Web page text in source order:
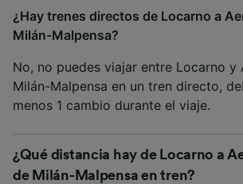
¿Hay trenes directos de Locarno a
Milán-Malpensa?
No, no puedes viajar entre Locarno
Milán-Malpensa en un tren directo,
menos 1 cambio durante el viaje.
¿Qué distancia hay de Locarno a
de Milán-Malpensa en tren?